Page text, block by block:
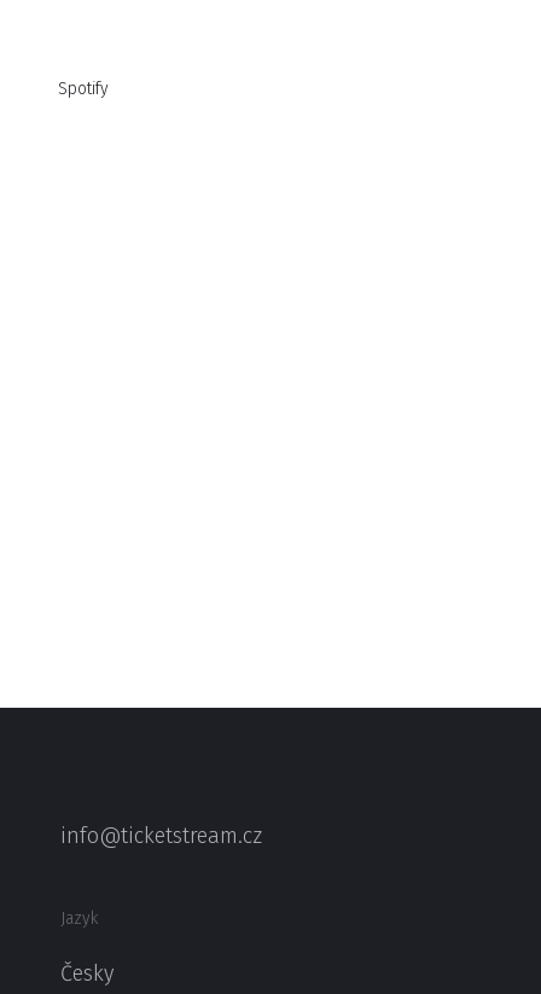
Spotify
info@ticketstream.cz
Jazyk
Česky